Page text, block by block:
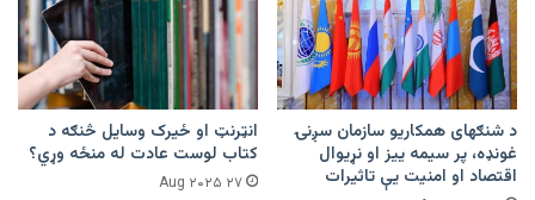
د شنګهای همکاریو سازمان سږنۍ
غونډه، پر سیمه ییز او نړیوال
اقتصاد او امنیت یې تاثیرات
‏انټرنټ او ځيرک وسایل څنګه د
کتاب لوست عادت له منځه وړي؟
۲۷ Aug ۲۰۲۵